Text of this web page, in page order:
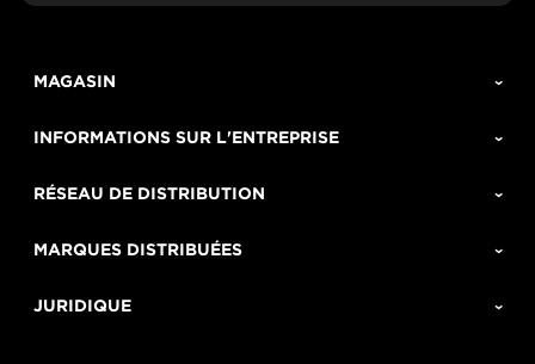
MAGASIN
INFORMATIONS SUR L'ENTREPRISE
RÉSEAU DE DISTRIBUTION
MARQUES DISTRIBUÉES
JURIDIQUE